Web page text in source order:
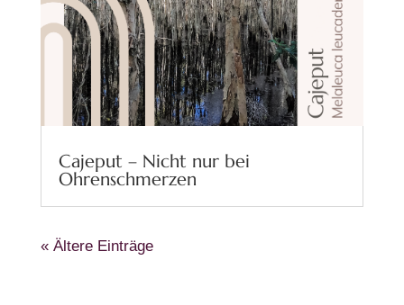
Cajeput – Nicht nur bei
Ohrenschmerzen
« Ältere Einträge